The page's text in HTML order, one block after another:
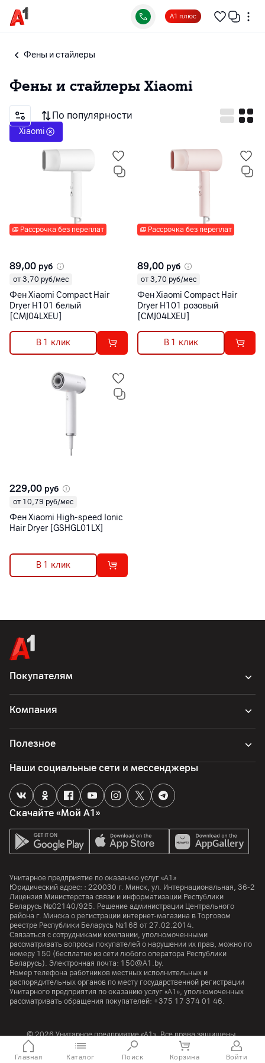
А1 плюс
Фены и стайлеры
Фены и стайлеры Xiaomi
По популярности
Xiaomi
Рассрочка без переплат
89,00 руб
от 3,70 руб/мес
Фен Xiaomi Compact Hair
Dryer H101 белый
[CMJ04LXEU]
В 1 клик
Рассрочка без переплат
89,00 руб
от 3,70 руб/мес
Фен Xiaomi Compact Hair
Dryer H101 розовый
[CMJ04LXEU]
В 1 клик
229,00 руб
от 10,79 руб/мес
Фен Xiaomi High-speed Ionic
Hair Dryer [GSHGL01LX]
В 1 клик
Покупателям
Компания
Полезное
Скачайте «Мой А1»
Наши социальные сети и мессенджеры
Унитарное предприятие по оказанию услуг «А1»
Юридический адрес: : 220030 г. Минск, ул. Интернациональная, 36-2
Лицензия Министерства связи и информатизации Республики
Беларусь №02140/925. Решение администрации Центрального
района г. Минска о регистрации интернет-магазина в Торговом
реестре Республики Беларусь №168 от 27.02.2014.
Связаться с сотрудниками компании, уполномоченными
рассматривать вопросы покупателей о нарушении их прав, можно по
номеру 150 (бесплатно из сети любого оператора Республики
Беларусь). Электронная почта: 150@A1.by.
Номер телефона работников местных исполнительных и
распорядительных органов по месту государственной регистрации
Унитарного предприятия по оказанию услуг «А1», уполномоченных
рассматривать обращения покупателей: +375 17 374 01 46.
© 2026 Унитарное предприятие «А1». Все права защищены.
A1 Austria
A1 Croatia A1 Bulgaria A1 Macedonia A1 Slovenia
Главная Каталог Поиск Корзина Войти